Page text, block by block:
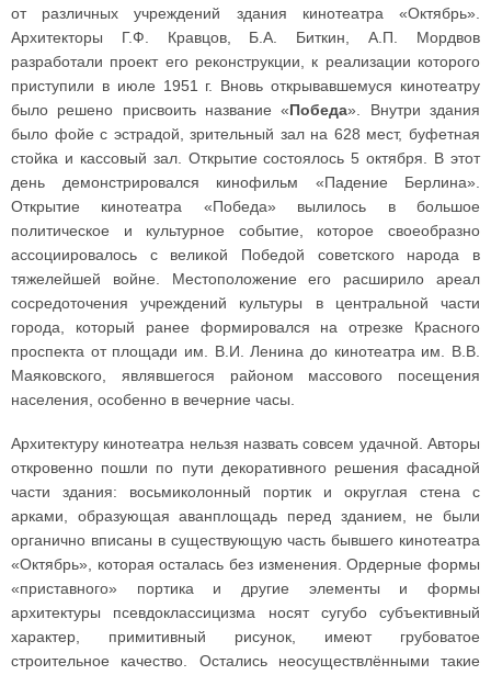
от различных учреждений здания кинотеатра «Октябрь».
Архитекторы Г.Ф. Кравцов, Б.А. Биткин, А.П. Мордвов
разработали проект его реконструкции, к реализации которого
приступили в июле 1951 г. Вновь открывавшемуся кинотеатру
было решено присвоить название «Победа». Внутри здания
было фойе с эстрадой, зрительный зал на 628 мест, буфетная
стойка и кассовый зал. Открытие состоялось 5 октября. В этот
день демонстрировался кинофильм «Падение Берлина».
Открытие кинотеатра «Победа» вылилось в большое
политическое и культурное событие, которое своеобразно
ассоциировалось с великой Победой советского народа в
тяжелейшей войне. Местоположение его расширило ареал
сосредоточения учреждений культуры в центральной части
города, который ранее формировался на отрезке Красного
проспекта от площади им. В.И. Ленина до кинотеатра им. В.В.
Маяковского, являвшегося районом массового посещения
населения, особенно в вечерние часы.
Архитектуру кинотеатра нельзя назвать совсем удачной. Авторы
откровенно пошли по пути декоративного решения фасадной
части здания: восьмиколонный портик и округлая стена с
арками, образующая аванплощадь перед зданием, не были
органично вписаны в существующую часть бывшего кинотеатра
«Октябрь», которая осталась без изменения. Ордерные формы
«приставного» портика и другие элементы и формы
архитектуры псевдоклассицизма носят сугубо субъективный
характер, примитивный рисунок, имеют грубоватое
строительное качество. Остались неосуществлёнными такие